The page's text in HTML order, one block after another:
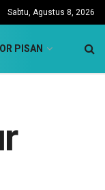
Sabtu, Agustus 8, 2026
PISAN